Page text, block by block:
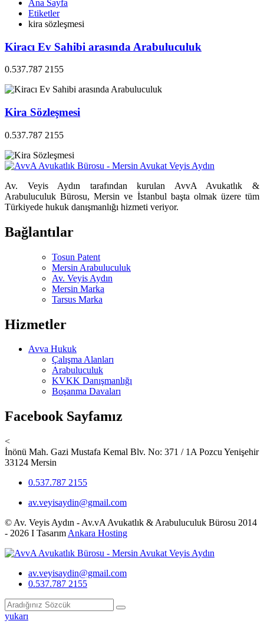
Ana Sayfa
Etiketler
kira sözleşmesi
Kiracı Ev Sahibi arasında Arabuluculuk
0.537.787 2155
Kira Sözleşmesi
0.537.787 2155
Av. Veyis Aydın tarafından kurulan AvvA Avukatlık &
Arabuluculuk Bürosu, Mersin ve İstanbul başta olmak üzere tüm
Türkiyede hukuk danışmanlığı hizmeti veriyor.
Bağlantılar
Tosun Patent
Mersin Arabuluculuk
Av. Veyis Aydın
Mersin Marka
Tarsus Marka
Hizmetler
Avva Hukuk
Çalışma Alanları
Arabuluculuk
KVKK Danışmanlığı
Boşanma Davaları
Facebook Sayfamız
<
İnönü Mah. Gazi Mustafa Kemal Blv. No: 371 / 1A Pozcu Yenişehir
33124 Mersin
0.537.787 2155
av.veyisaydin@gmail.com
© Av. Veyis Aydın - Av.vA Avukatlık & Arabuluculuk Bürosu 2014
- 2026 I Tasarım Ankara Hosting
av.veyisaydin@gmail.com
0.537.787 2155
yukarı